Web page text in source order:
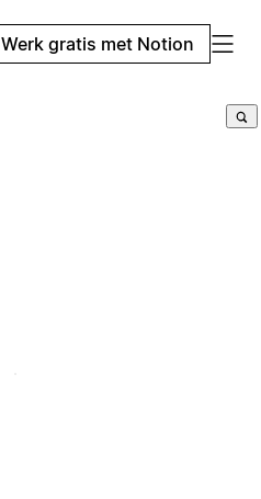
Werk gratis met Notion